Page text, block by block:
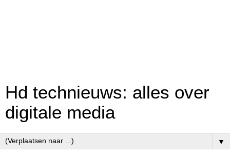
Hd technieuws: alles over
digitale media
▼